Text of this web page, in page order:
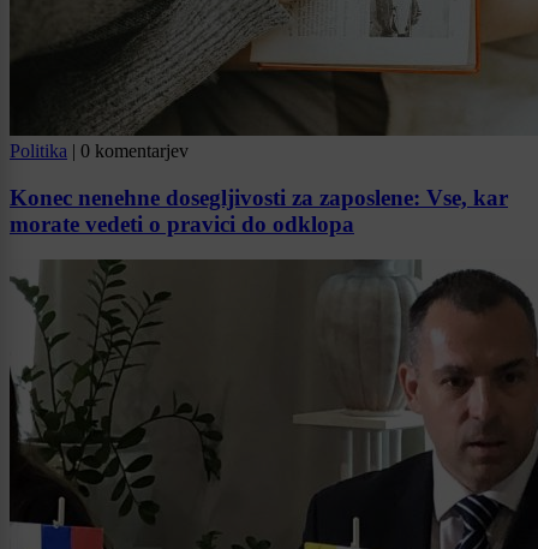
Politika | 0 komentarjev
Konec nenehne dosegljivosti za zaposlene: Vse, kar
morate vedeti o pravici do odklopa